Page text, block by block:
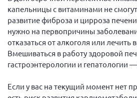
капельницы с витаминами не
развитие фиброза и цирроза
нужно на первопричины
отказаться от алкоголя или лечить
Вмешиваться в работу здоровой
гастроэнтерологии и гепатологии
Если у вас на текущий момент нет